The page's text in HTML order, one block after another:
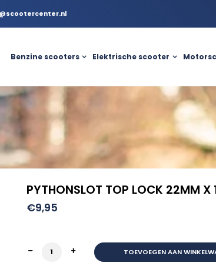
Benzine scooters Elektrische scooter
PYTHONSLOT TOP LOCK 22MM X
€9,95
PYTHONSLOT TOP LOCK 22MM X 120CM
TOEVOEGEN AAN